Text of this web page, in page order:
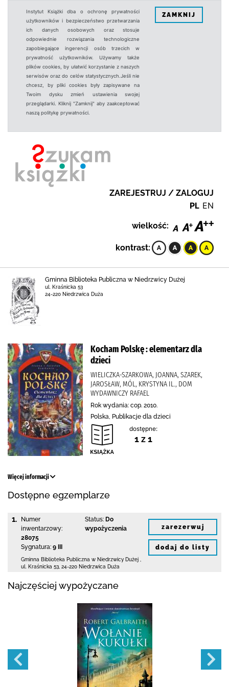
Instytut Książki dba o ochronę prywatności
użytkowników i bezpieczeństwo przetwarzania
ich danych osobowych oraz stosuje
odpowiednie rozwiązania technologiczne
zapobiegające ingerencji osób trzecich w
prywatność użytkowników. Używamy także
plików cookies, by ułatwić korzystanie z naszych
serwisów oraz do celów statystycznych.Jeśli nie
chcesz, by pliki cookies były zapisywane na
Twoim dysku zmień ustawienia swojej
przeglądarki. Kliknij "Zamknij" aby zaakceptować
naszą politykę prywatności.
ZAMKNIJ
ZAREJESTRUJ / ZALOGUJ
PL EN
wielkość:
kontrast:
Gminna Biblioteka Publiczna w Niedrzwicy Dużej
ul. Kraśnicka 53
24-220 Niedrzwica Duża
Kocham Polskę : elementarz dla
dzieci
WIELICZKA-SZARKOWA, JOANNA, SZAREK,
JAROSŁAW, MÓL, KRYSTYNA IL., DOM
WYDAWNICZY RAFAEL
Rok wydania: cop. 2010.
Polska, Publikacje dla dzieci
dostępne:
1 z 1
Więcej informacji
Dostępne egzemplarze
1.
Numer
inwentarzowy:
28075
Sygnatura: 9 III
Status: Do
wypożyczenia
Gminna Biblioteka Publiczna w Niedrzwicy Dużej
ul. Kraśnicka 53 24-220 Niedrzwica Duża
zarezerwuj
dodaj do listy
Najczęściej wypożyczane